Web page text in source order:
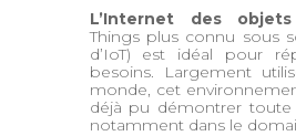
L’Internet des objets
Things plus connu sous
d’IoT) est idéal pour
besoins. Largement
monde, cet
déjà pu démontrer toute
notamment dans le